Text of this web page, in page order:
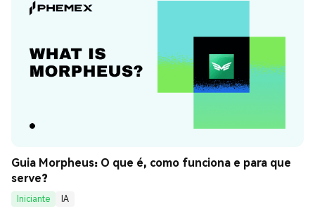
Guia Morpheus: O que é, como funciona e para que
serve?
Iniciante
IA